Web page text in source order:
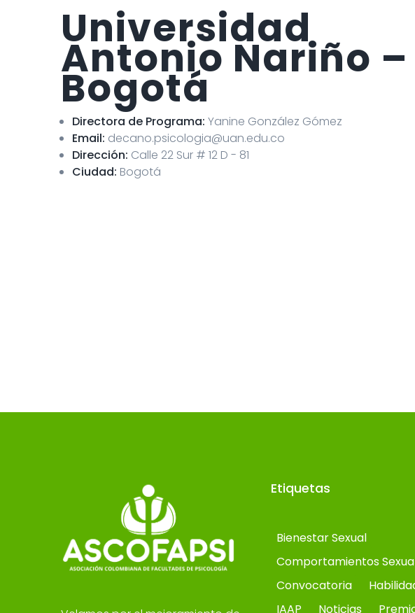
Universidad
Antonio Nariño –
Bogotá
Directora de Programa: Yanine González Gómez
Email: decano.psicologia@uan.edu.co
Dirección: Calle 22 Sur # 12 D - 81
Ciudad: Bogotá
Etiquetas
Bienestar Sexual
Comportamientos
Convocatoria
IAAP
Noticias